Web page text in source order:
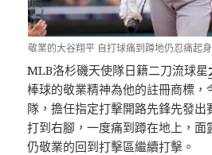
敬業的大谷翔平 自打球痛到蹲地仍忍痛起身
MLB洛杉磯天使隊日籍二刀流球星
棒球的敬業精神為他的註冊商標，
隊，擔任指定打擊開路先鋒先發
打到右腳，一度痛到蹲在地上，面
仍敬業的回到打擊區繼續打擊。